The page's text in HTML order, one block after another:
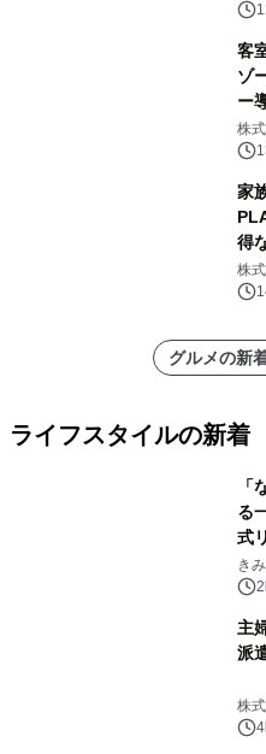
客
ゾ
ー
株
家
得
株
グルメの新
ライフスタイルの新着
「
る
式
き
主
派
株